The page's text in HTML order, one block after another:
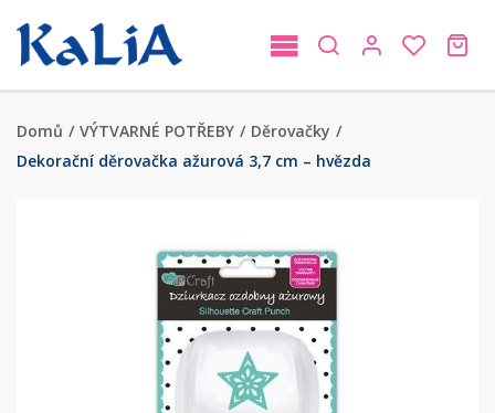
Domů / VÝTVARNÉ POTŘEBY / Děrovačky /
Dekorační děrovačka ažurová 3,7 cm – hvězda